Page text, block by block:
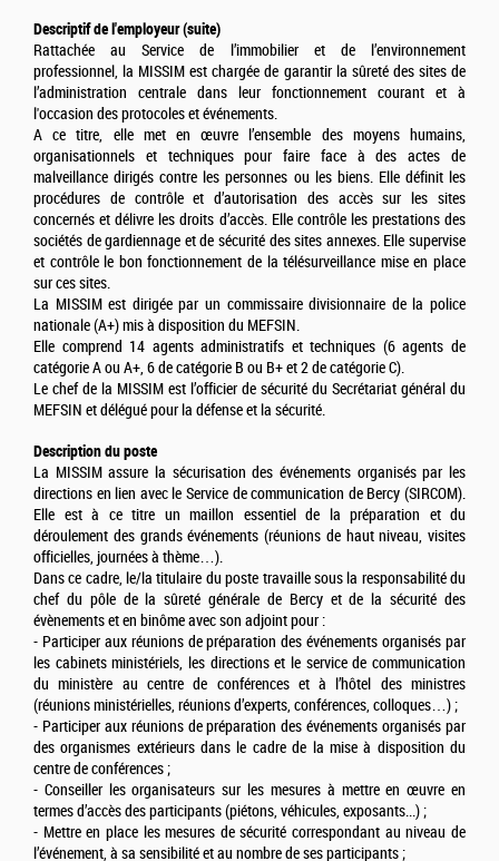
Descriptif de l'employeur (suite)
Rattachée au Service de l’immobilier et de l’environnement
professionnel, la MISSIM est chargée de garantir la sûreté des sites de
l’administration centrale dans leur fonctionnement courant et à
l'occasion des protocoles et événements.
A ce titre, elle met en œuvre l’ensemble des moyens humains,
organisationnels et techniques pour faire face à des actes de
malveillance dirigés contre les personnes ou les biens. Elle définit les
procédures de contrôle et d’autorisation des accès sur les sites
concernés et délivre les droits d’accès. Elle contrôle les prestations des
sociétés de gardiennage et de sécurité des sites annexes. Elle supervise
et contrôle le bon fonctionnement de la télésurveillance mise en place
sur ces sites.
La MISSIM est dirigée par un commissaire divisionnaire de la police
nationale (A+) mis à disposition du MEFSIN.
Elle comprend 14 agents administratifs et techniques (6 agents de
catégorie A ou A+, 6 de catégorie B ou B+ et 2 de catégorie C).
Le chef de la MISSIM est l’officier de sécurité du Secrétariat général du
MEFSIN et délégué pour la défense et la sécurité.
Description du poste
La MISSIM assure la sécurisation des événements organisés par les
directions en lien avec le Service de communication de Bercy (SIRCOM).
Elle est à ce titre un maillon essentiel de la préparation et du
déroulement des grands événements (réunions de haut niveau, visites
officielles, journées à thème…).
Dans ce cadre, le/la titulaire du poste travaille sous la responsabilité du
chef du pôle de la sûreté générale de Bercy et de la sécurité des
évènements et en binôme avec son adjoint pour :
- Participer aux réunions de préparation des événements organisés par
les cabinets ministériels, les directions et le service de communication
du ministère au centre de conférences et à l’hôtel des ministres
(réunions ministérielles, réunions d’experts, conférences, colloques…) ;
- Participer aux réunions de préparation des événements organisés par
des organismes extérieurs dans le cadre de la mise à disposition du
centre de conférences ;
- Conseiller les organisateurs sur les mesures à mettre en œuvre en
termes d’accès des participants (piétons, véhicules, exposants...) ;
- Mettre en place les mesures de sécurité correspondant au niveau de
l’événement, à sa sensibilité et au nombre de ses participants ;